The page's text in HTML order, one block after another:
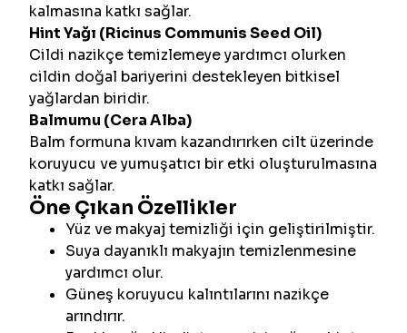
kalmasına katkı sağlar.
Hint Yağı (Ricinus Communis Seed Oil)
Cildi nazikçe temizlemeye yardımcı olurken
cildin doğal bariyerini destekleyen bitkisel
yağlardan biridir.
Balmumu (Cera Alba)
Balm formuna kıvam kazandırırken cilt üzerinde
koruyucu ve yumuşatıcı bir etki oluşturulmasına
katkı sağlar.
Öne Çıkan Özellikler
Yüz ve makyaj temizliği için geliştirilmiştir.
Suya dayanıklı makyajın temizlenmesine
yardımcı olur.
Güneş koruyucu kalıntılarını nazikçe
arındırır.